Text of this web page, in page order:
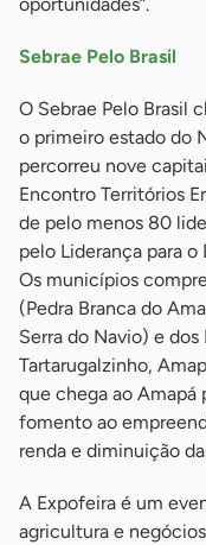
oportunidades”.
Sebrae Pelo Brasil
O Sebrae Pelo Brasil
o primeiro estado do
percorreu nove
Encontro Territórios
de pelo menos 80
pelo Liderança para
Os municípios
(Pedra Branca do
Serra do Navio) e
Tartarugalzinho,
que chega ao Amapá
fomento ao
renda e diminuição
A Expofeira é um
agricultura e